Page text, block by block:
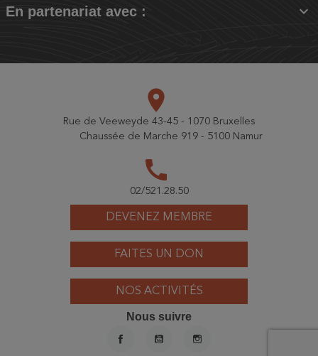
En partenariat avec : 
DEVENEZ MEMBRE
FAITES UN DON
NOS ACTIVITÉS
place
Rue de Veeweyde 43-45 - 1070 Bruxelles
Chaussée de Marche 919 - 5100 Namur
call
02/521.28.50
Nous suivre